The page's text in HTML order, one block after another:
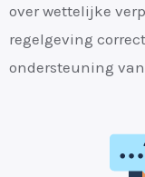
over wettelijke
regelgeving
ondersteuning